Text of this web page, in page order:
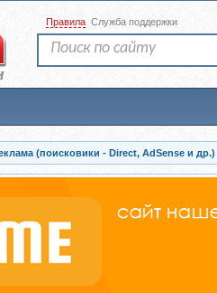
Правила Служба поддержки
(поисковики - Direct, AdSense и др.)